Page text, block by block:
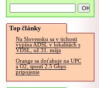
Top články
Na Slovensku sa v tichosti
vypína ADSL v lokalitách s
VDSL, už 31. mája
Orange sa doťahuje na UPC
a O2, spustí 2.5 Gbps
pripojenie